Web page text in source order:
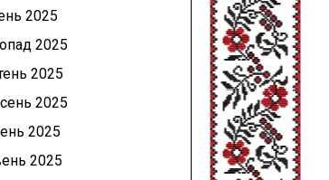
2025
2025
2025
2025
2025
2025